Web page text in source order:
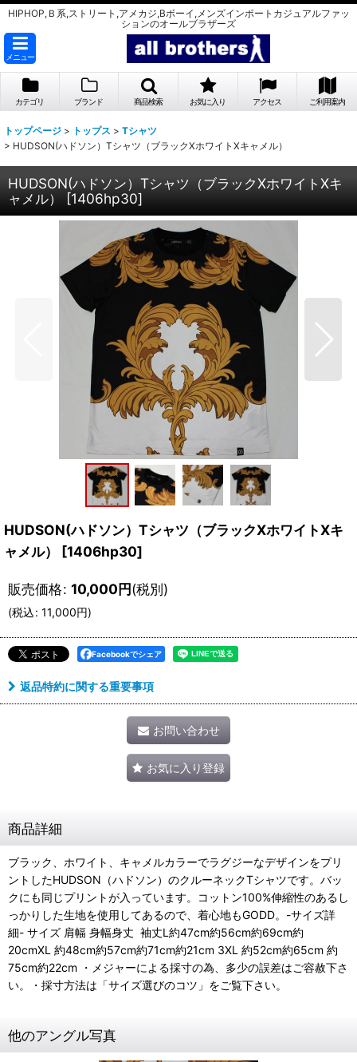
HIPHOP,Ｂ系,ストリート,アメカジ,Bボーイ,メンズインポートカジュアルファッ
ションのオールブラザーズ
メニュー
カテゴリ ブランド 商品検索 お気に入り アクセス ご利用案内
トップページ > トップス > Tシャツ
> HUDSON(ハドソン）Tシャツ（ブラックXホワイトXキャメル）
HUDSON(ハドソン）Tシャツ（ブラックXホワイトXキ
ャメル）
[1406hp30]
HUDSON(ハドソン）Tシャツ（ブラックXホワイトXキ
ャメル）
[1406hp30]
販売価格: 10,000円(税別)
(税込: 11,000円)
Facebookでシェア
返品特約に関する重要事項
お問い合わせ
お気に入り登録
商品詳細
ブラック、ホワイト、キャメルカラーでラグジーなデザインをプリ
ントしたHUDSON（ハドソン）のクルーネックTシャツです。バッ
クにも同じプリントが入っています。コットン100%伸縮性のあるし
っかりした生地を使用してあるので、着心地もGODD。-サイズ詳
細- サイズ 肩幅 身幅身丈 袖丈L約47cm約56cm約69cm約
20cmXL 約48cm約57cm約71cm約21cm 3XL 約52cm約65cm 約
75cm約22cm ・メジャーによる採寸の為、多少の誤差はご容赦下さ
い。・採寸方法は「サイズ選びのコツ」をご覧下さい。
他のアングル写真